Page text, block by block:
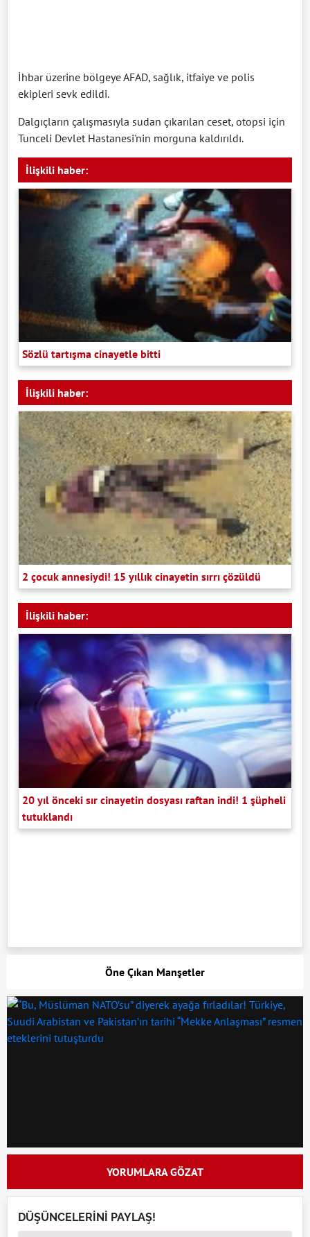
İhbar üzerine bölgeye AFAD, sağlık, itfaiye ve polis
ekipleri sevk edildi.
Dalgıçların çalışmasıyla sudan çıkarılan ceset, otopsi için
Tunceli Devlet Hastanesi'nin morguna kaldırıldı.
İlişkili haber:
Sözlü tartışma cinayetle bitti
İlişkili haber:
2 çocuk annesiydi! 15 yıllık cinayetin sırrı çözüldü
İlişkili haber:
20 yıl önceki sır cinayetin dosyası raftan indi! 1 şüpheli
tutuklandı
Öne Çıkan Manşetler
YORUMLARA GÖZAT
DÜŞÜNCELERİNİ PAYLAŞ!